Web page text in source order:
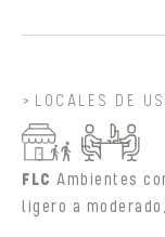
LOCALES DE
FLC Ambientes
ligero a